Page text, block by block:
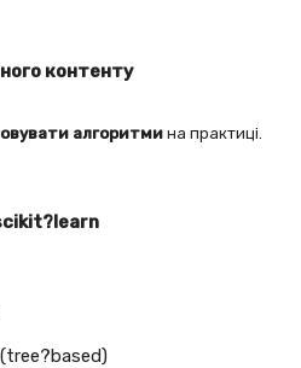
контенту
алгоритми на практиці.
(tree?based)